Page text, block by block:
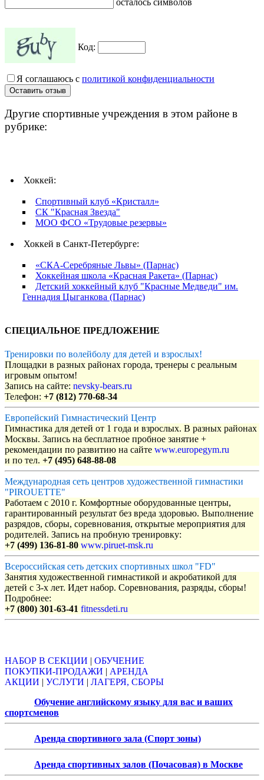
Код:
Я соглашаюсь с политикой конфиденциальности
Другие спортивные учреждения в этом районе в
рубрике:
Хоккей:
Спортивный клуб «Кристалл»
СК "Красная Звезда"
МОО ФСО «Трудовые резервы»
Хоккей в Санкт-Петербурге:
«СКА-Серебряные Львы» (Парнас)
Хоккейная школа «Красная Ракета» (Парнас)
Детский хоккейный клуб "Красные Медведи" им.
Геннадия Цыганкова (Парнас)
СПЕЦИАЛЬНОЕ ПРЕДЛОЖЕНИЕ
Тренировки по волейболу для детей и взрослых!
Площадки в разных районах города, тренеры с реальным
игровым опытом!
Запись на сайте: nevsky-bears.ru
Телефон: +7 (812) 770-68-34
Европейский Гимнастический Центр
Гимнастика для детей от 1 года и взрослых. В разных районах
Москвы. Запись на бесплатное пробное занятие +
рекомендации по развитию на сайте www.europegym.ru
и по тел. +7 (495) 648-88-08
Международная сеть центров художественной гимнастики
"PIROUETTE"
Работаем с 2010 г. Комфортные оборудованные центры,
гарантированный результат без вреда здоровью. Выполнение
разрядов, сборы, соревнования, открытые мероприятия для
родителей. Запись на пробную тренировку:
+7 (499) 136-81-80 www.piruet-msk.ru
Всероссийская сеть детских спортивных школ "FD"
Занятия художественной гимнастикой и акробатикой для
детей с 3-х лет. Идет набор. Соревнования, разряды, сборы!
Подробнее:
+7 (800) 301-63-41 fitnessdeti.ru
НАБОР В СЕКЦИИ | ОБУЧЕНИЕ
ПОКУПКИ-ПРОДАЖИ | АРЕНДА
АКЦИИ | УСЛУГИ | ЛАГЕРЯ, СБОРЫ
Обучение английскому языку для вас и ваших
спортсменов
Аренда спортивного зала (Спорт зоны)
Аренда спортивных залов (Почасовая) в Москве